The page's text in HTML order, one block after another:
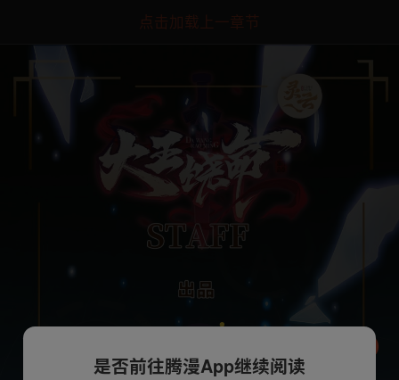
点击加载上一章节
是否前往腾漫App继续阅读